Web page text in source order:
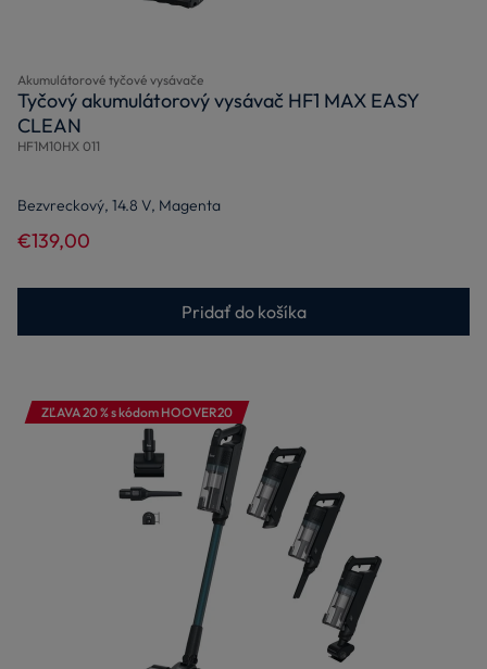
Akumulátorové tyčové vysávače
Tyčový akumulátorový vysávač HF1 MAX EASY
CLEAN
HF1M10HX 011
Bezvreckový, 14.8 V, Magenta
€139,00
Pridať do košíka
ZĽAVA 20 % s kódom HOOVER20